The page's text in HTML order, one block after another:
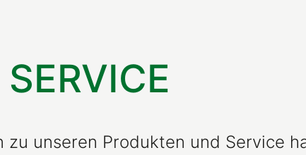
zu unseren Produkten und Service